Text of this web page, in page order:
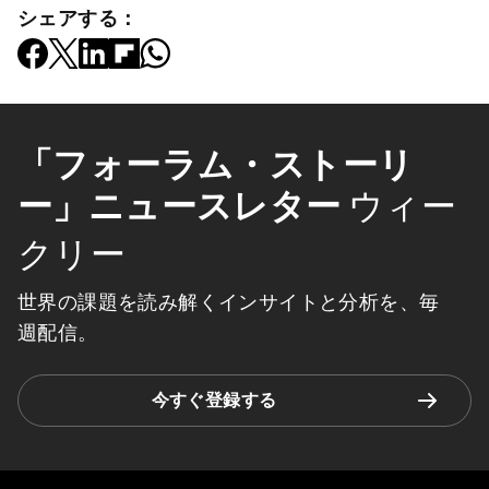
シェアする：
「フォーラム・ストーリ
ー」ニュースレター ウィー
クリー
世界の課題を読み解くインサイトと分析を、毎
週配信。
今すぐ登録する